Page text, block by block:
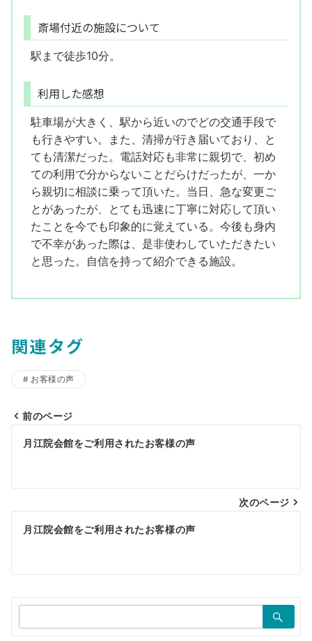
斎場付近の施設について
駅まで徒歩10分。
利用した感想
駐車場が大きく、駅から近いのでどの交通手段で
も行きやすい。また、清掃が行き届いており、と
ても清潔だった。電話対応も非常に親切で、初め
ての利用で分からないことだらけだったが、一か
ら親切に相談に乗って頂いた。当日、急な変更ご
とがあったが、とても迅速に丁寧に対応して頂い
たことを今でも印象的に覚えている。今後も身内
で不幸があった際は、是非使わしていただきたい
と思った。自信を持って紹介できる施設。
関連タグ
お客様の声
ナ
ビ
ゲ
シ
ョ
ン
前のページ
月江院会館をご利用されたお客様の声
次のページ
月江院会館をご利用されたお客様の声
索：